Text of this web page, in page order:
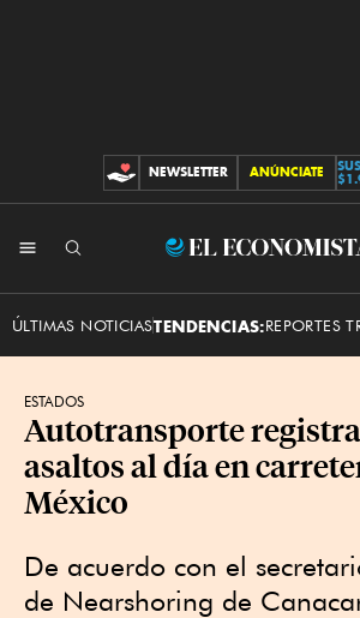
CONTRIBUCIONES
NEWSLETTER ANÚNCIATE
El
ÚLTIMAS NOTICIASTENDENCIAS:REPORTES
ESTADOS
Autotransporte
asaltos al día en
México
De acuerdo con el
de Nearshoring de